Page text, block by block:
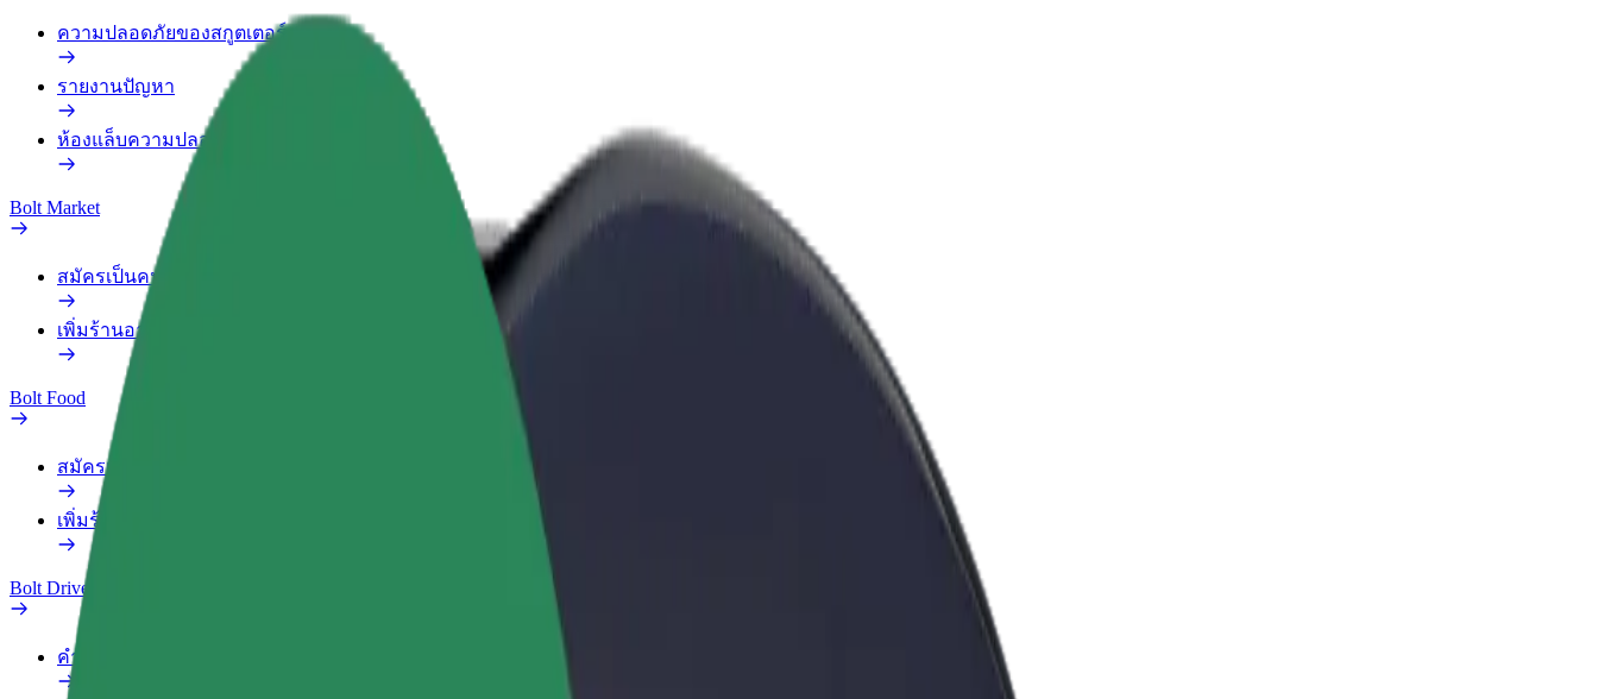
ความปลอดภัยของสกูตเตอร์
รายงานปัญหา
ห้องแล็บความปลอดภัย
Bolt Market
สมัครเป็นคนส่งของ
เพิ่มร้านอาหารหรือร้านค้า
Bolt Food
สมัครเป็นคนส่งของ
เพิ่มร้านอาหารหรือร้านค้า
Bolt Drive
คำถามที่พบบ่อย